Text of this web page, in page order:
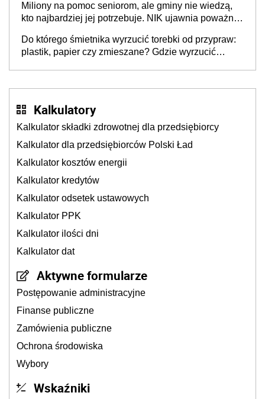
stołecznych
Miliony na pomoc seniorom, ale gminy nie wiedzą,
kto najbardziej jej potrzebuje. NIK ujawnia poważną
Do którego śmietnika wyrzucić torebki od przypraw:
plastik, papier czy zmieszane? Gdzie wyrzucić
Kalkulatory
Kalkulator składki zdrowotnej dla przedsiębiorcy
Kalkulator dla przedsiębiorców Polski Ład
Kalkulator kosztów energii
Kalkulator kredytów
Kalkulator odsetek ustawowych
Kalkulator PPK
Kalkulator ilości dni
Kalkulator dat
Aktywne formularze
Postępowanie administracyjne
Finanse publiczne
Zamówienia publiczne
Ochrona środowiska
Wybory
Wskaźniki